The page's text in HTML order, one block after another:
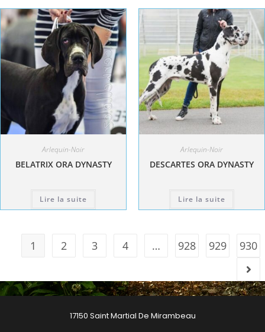
Arlequin-Noir
BELATRIX ORA DYNASTY
Lire la suite
Arlequin-Noir
DESCARTES ORA DYNASTY
Lire la suite
1 2 3 4 … 928 929 930
17150 Saint Martial De Mirambeau